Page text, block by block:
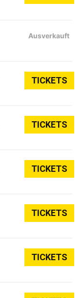
Ausverkauft
TICKETS
TICKETS
TICKETS
TICKETS
TICKETS